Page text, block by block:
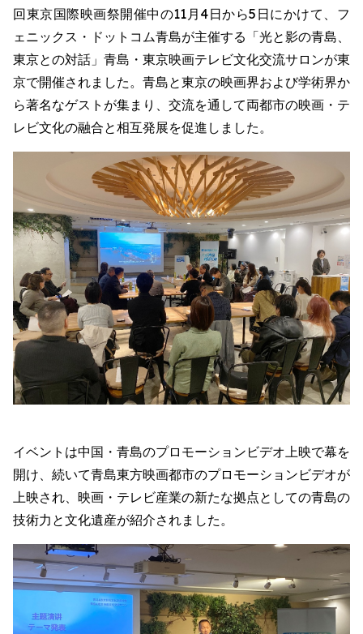
回東京国際映画祭開催中の11月4日から5日にかけて、フ
ェニックス・ドットコム青島が主催する「光と影の青島、
東京との対話」青島・東京映画テレビ文化交流サロンが東
京で開催されました。青島と東京の映画界および学術界か
ら著名なゲストが集まり、交流を通して両都市の映画・テ
レビ文化の融合と相互発展を促進しました。
イベントは中国・青島のプロモーションビデオ上映で幕を
開け、続いて青島東方映画都市のプロモーションビデオが
上映され、映画・テレビ産業の新たな拠点としての青島の
技術力と文化遺産が紹介されました。